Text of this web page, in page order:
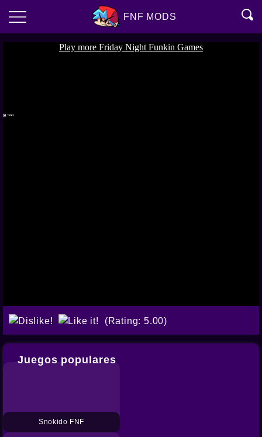
FNF MODS
(Rating: 5.00)
Juegos populares
Snokido FNF